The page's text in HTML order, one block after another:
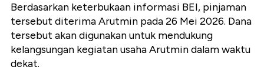
Berdasarkan keterbukaan informasi BEI, pinjaman
tersebut diterima Arutmin pada 26 Mei 2026. Dana
tersebut akan digunakan untuk mendukung
kelangsungan kegiatan usaha Arutmin dalam waktu
dekat.